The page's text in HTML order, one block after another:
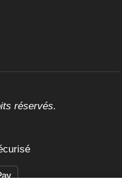
réservés.